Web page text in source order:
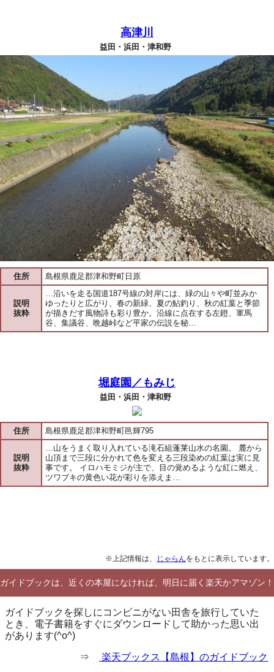
高津川
益田・浜田・津和野
住所 島根県鹿足郡津和野町日原
説明
抜粋
…沿いを走る国道187号線の対岸には、緑の山々や町並みか
ゆったりと広がり、春の新緑、夏の鮎釣り、秋の紅葉と季節
が描きだす風物詩も彩り豊か。沿線に点在する左鐙、軍馬
谷、集議谷、晩越峠など平家の伝説を秘…
堀庭園／もみじ
益田・浜田・津和野
住所 島根県鹿足郡津和野町邑輝795
説明
抜粋
…山をうまく取り入れている滝石組蓬莱山水の名園。 麓から
山頂まで三段に分かれて色を変える三段染めの紅葉は実に見
事です。 イロハモミジが主で、目の覚めるような紅に燃え、
ツワブキの黄色い花が彩りを添えま…
※上記情報は、 じゃらんをもとに表示しています。
ガイドブックは、近くの本屋になければ、明日に届く楽天かアマゾン！
ガイドブックを探しにコンビニがない田舎を旅行していた
とき、電子書籍をすぐにダウンロードして助かった思い出
があります(^o^)
⇒ 楽天ブックス【島根】のガイドブック